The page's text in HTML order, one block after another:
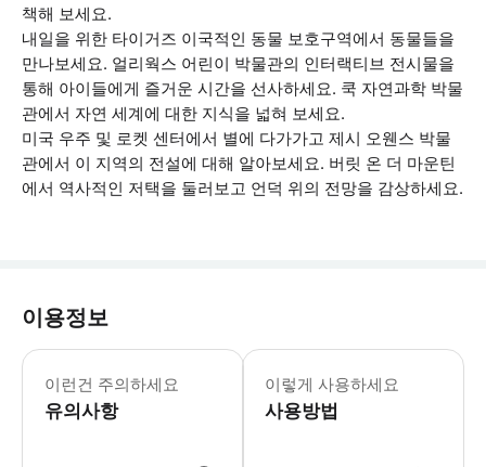
책해 보세요.
내일을 위한 타이거즈 이국적인 동물 보호구역에서 동물들을
만나보세요. 얼리웍스 어린이 박물관의 인터랙티브 전시물을
통해 아이들에게 즐거운 시간을 선사하세요. 쿡 자연과학 박물
관에서 자연 세계에 대한 지식을 넓혀 보세요.
미국 우주 및 로켓 센터에서 별에 다가가고 제시 오웬스 박물
관에서 이 지역의 전설에 대해 알아보세요. 버릿 온 더 마운틴
에서 역사적인 저택을 둘러보고 언덕 위의 전망을 감상하세요.
이용정보
이런건 주의하세요
유의사항
-1인당 하나의 패스를 사용할 수 있으
이렇게 사용하세요
사용방법